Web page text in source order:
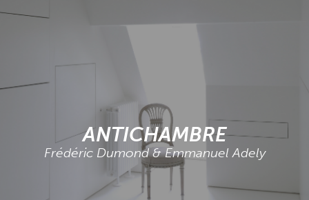
ANTICHAMBRE
Frédéric Dumond & Emmanuel Adely